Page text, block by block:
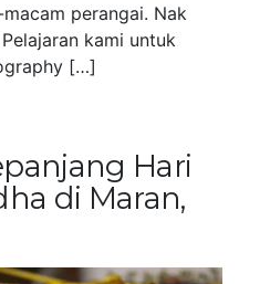
perangai. Nak
kami untuk
[…]
Hari
di Maran,